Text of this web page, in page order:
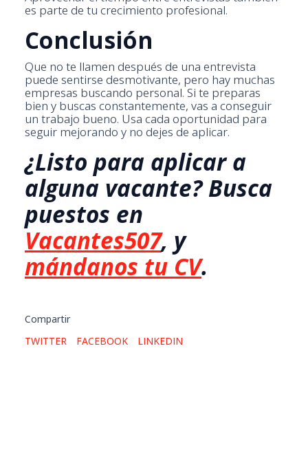
es parte de tu crecimiento profesional.
Conclusión
Que no te llamen después de una entrevista
puede sentirse desmotivante, pero hay muchas
empresas buscando personal. Si te preparas
bien y buscas constantemente, vas a conseguir
un trabajo bueno. Usa cada oportunidad para
seguir mejorando y no dejes de aplicar.
¿Listo para aplicar a
alguna vacante? Busca
puestos en
Vacantes507, y
mándanos tu CV.
Compartir
TWITTER
FACEBOOK LINKEDIN